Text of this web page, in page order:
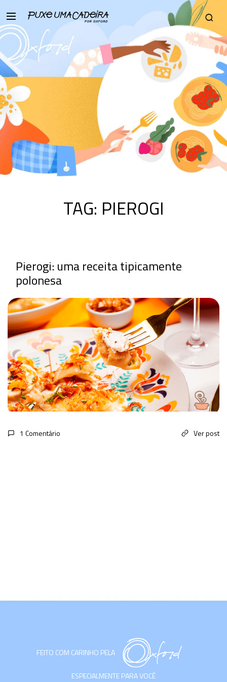
TAG: PIEROGI
Pierogi: uma receita tipicamente
polonesa
1 Comentário Ver post
FEITO COM CARINHO PELA
ESPECIALMENTE PARA VOCÊ